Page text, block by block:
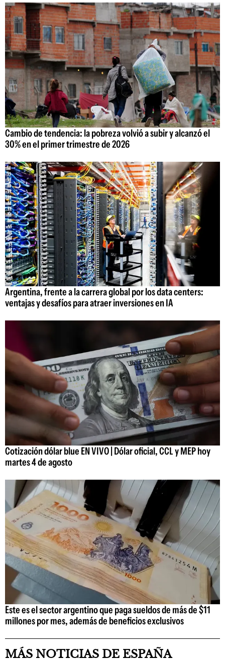
Cambio de tendencia: la pobreza volvió a subir y alcanzó el
30% en el primer trimestre de 2026
Argentina, frente a la carrera global por los data centers:
ventajas y desafíos para atraer inversiones en IA
Cotización dólar blue EN VIVO | Dólar oficial, CCL y MEP hoy
martes 4 de agosto
Este es el sector argentino que paga sueldos de más de $11
millones por mes, además de beneficios exclusivos
MÁS NOTICIAS DE ESPAÑA